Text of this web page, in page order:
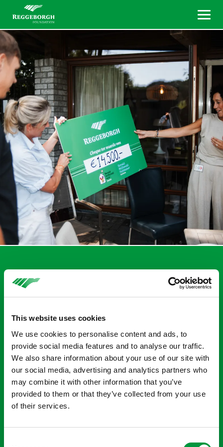
This website uses cookies
We use cookies to personalise content and ads, to
provide social media features and to analyse our traffic.
We also share information about your use of our site with
our social media, advertising and analytics partners who
may combine it with other information that you’ve
provided to them or that they’ve collected from your use
of their services.
Terug naar overzicht
Veiling en knuffelactie
brengen €14.500 op voor
Ronald McDonald Huis
Zwolle en Enschede
“We zijn blij dat we dit voor het Ronald McDonald
Huis Zwolle en Ronald Mcdonald Huiskamer
dichtbij meegemaakt hoe nodig het is”, zei Bart